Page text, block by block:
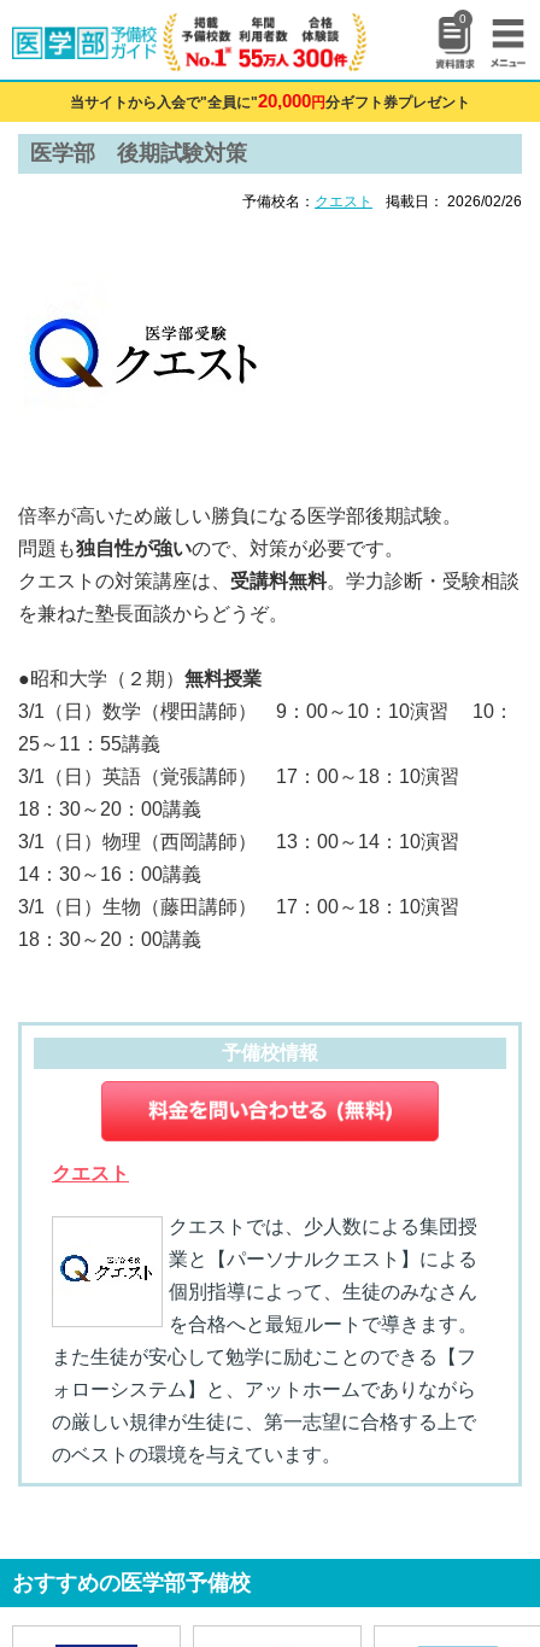
0
当サイトから入会で"全員に"20,000円分ギフト券プレゼント
医学部 後期試験対策
予備校名： クエスト 掲載日： 2026/02/26
倍率が高いため厳しい勝負になる医学部後期試験。
問題も独自性が強いので、対策が必要です。
クエストの対策講座は、 受講料無料。学力診断・受験相談
を兼ねた塾長面談からどうぞ。
●昭和大学（２期） 無料授業
3/1（日）数学（櫻田講師） 9：00～10：10演習 10：
25～11：55講義
3/1（日）英語（覚張講師） 17：00～18：10演習
18：30～20：00講義
3/1（日）物理（西岡講師） 13：00～14：10演習
14：30～16：00講義
3/1（日）生物（藤田講師） 17：00～18：10演習
18：30～20：00講義
予備校情報
クエスト
クエストでは、少人数による集団授
業と【パーソナルクエスト】による
個別指導によって、生徒のみなさん
を合格へと最短ルートで導きます。
また生徒が安心して勉学に励むことのできる【フ
ォローシステム】と、アットホームでありながら
の厳しい規律が生徒に、第一志望に合格する上で
のベストの環境を与えています。
おすすめの医学部予備校